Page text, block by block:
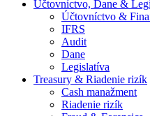
Účtovníctvo, Dane &
Účtovníctvo &
IFRS
Audit
Dane
Legislatíva
Treasury & Riadenie rizík
Cash manažment
Riadenie rizík